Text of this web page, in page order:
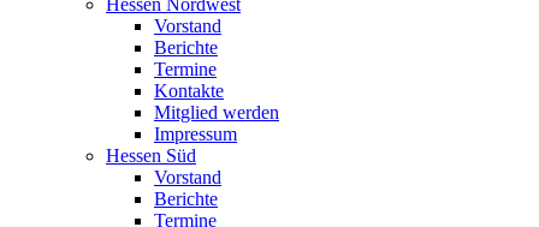
Hessen Nordwest
Vorstand
Berichte
Termine
Kontakte
Mitglied werden
Impressum
Hessen Süd
Vorstand
Berichte
Termine